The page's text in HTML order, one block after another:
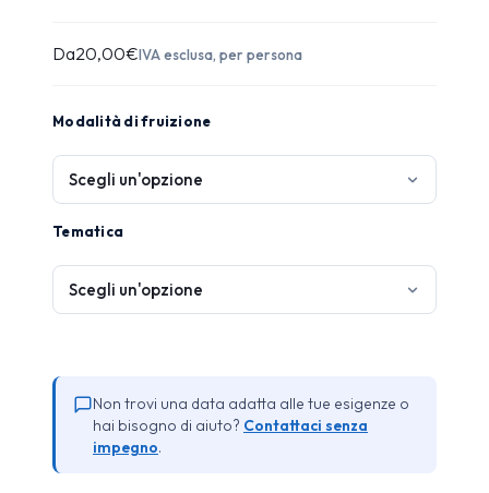
Da20,00€IVA esclusa, per persona
Modalità di fruizione
Tematica
Non trovi una data adatta alle tue esigenze o
hai bisogno di aiuto? Contattaci senza
impegno.